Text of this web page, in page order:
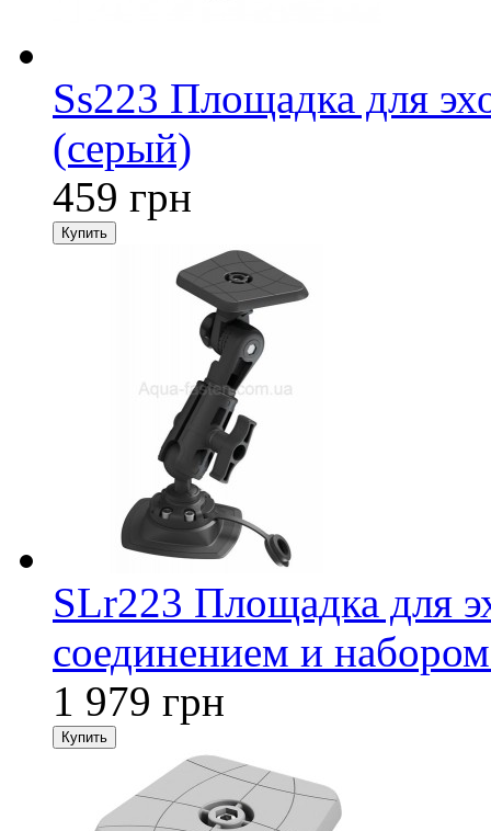
Ss223 Площадка для
(серый)
459 грн
SLr223 Площадка для
соединением и
1 979 грн